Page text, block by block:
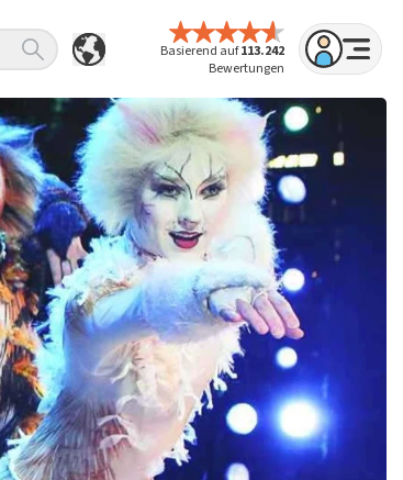
Basierend auf113.242
Bewertungen